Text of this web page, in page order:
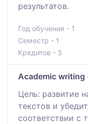
результатов.
Год обучения - 1
Семестр - 1
Кредитов - 5
Academic writing
Цель: развитие
текстов и
соответствии с